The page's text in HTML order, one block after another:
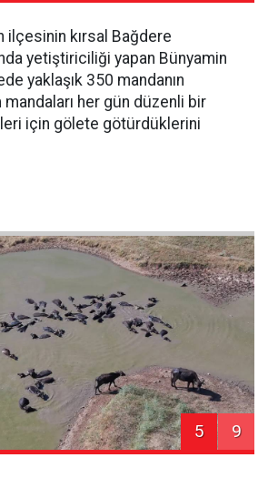
ilçesinin kırsal Bağdere
yetiştiriciliği yapan Bünyamin
yaklaşık 350 mandanın
her gün düzenli bir
için gölete götürdüklerini
5 9